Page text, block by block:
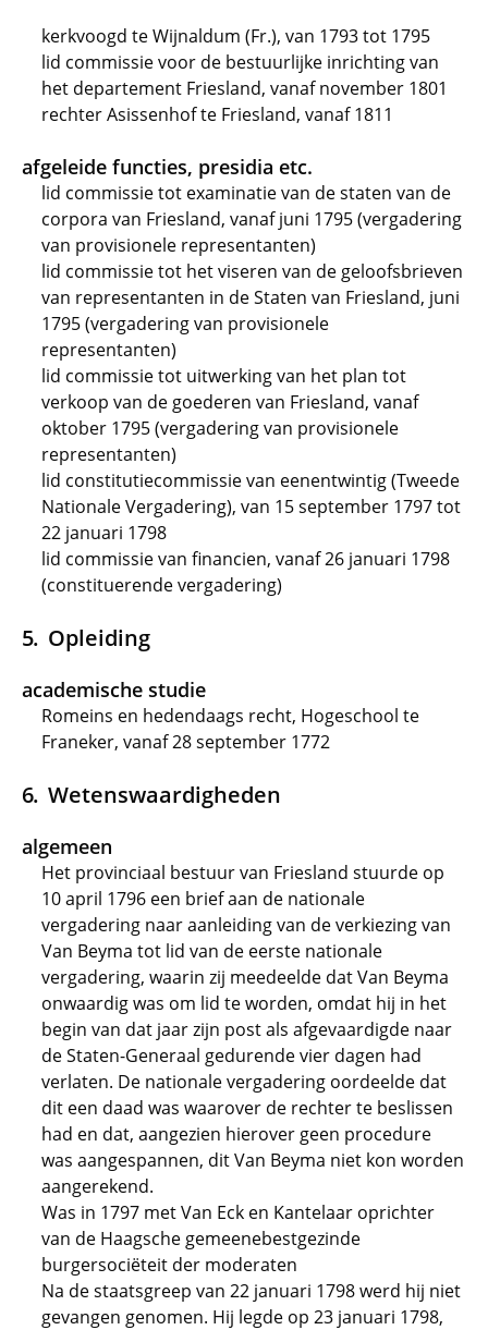
kerkvoogd te Wijnaldum (Fr.), van 1793 tot 1795
lid commissie voor de bestuurlijke inrichting van
het departement Friesland, vanaf november 1801
rechter Asissenhof te Friesland, vanaf 1811
afgeleide functies, presidia etc.
lid commissie tot examinatie van de staten van de
corpora van Friesland, vanaf juni 1795 (vergadering
van provisionele representanten)
lid commissie tot het viseren van de geloofsbrieven
van representanten in de Staten van Friesland, juni
1795 (vergadering van provisionele
representanten)
lid commissie tot uitwerking van het plan tot
verkoop van de goederen van Friesland, vanaf
oktober 1795 (vergadering van provisionele
representanten)
lid constitutiecommissie van eenentwintig (Tweede
Nationale Vergadering), van 15 september 1797 tot
22 januari 1798
lid commissie van financien, vanaf 26 januari 1798
(constituerende vergadering)
Opleiding
academische studie
Romeins en hedendaags recht, Hogeschool te
Franeker, vanaf 28 september 1772
Wetenswaardigheden
algemeen
Het provinciaal bestuur van Friesland stuurde op
10 april 1796 een brief aan de nationale
vergadering naar aanleiding van de verkiezing van
Van Beyma tot lid van de eerste nationale
vergadering, waarin zij meedeelde dat Van Beyma
onwaardig was om lid te worden, omdat hij in het
begin van dat jaar zijn post als afgevaardigde naar
de Staten-Generaal gedurende vier dagen had
verlaten. De nationale vergadering oordeelde dat
dit een daad was waarover de rechter te beslissen
had en dat, aangezien hierover geen procedure
was aangespannen, dit Van Beyma niet kon worden
aangerekend.
Was in 1797 met Van Eck en Kantelaar oprichter
van de Haagsche gemeenebestgezinde
burgersociëteit der moderaten
Na de staatsgreep van 22 januari 1798 werd hij niet
gevangen genomen. Hij legde op 23 januari 1798,